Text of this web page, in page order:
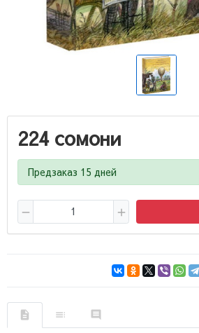
224 сомони
Предзаказ 15 дней